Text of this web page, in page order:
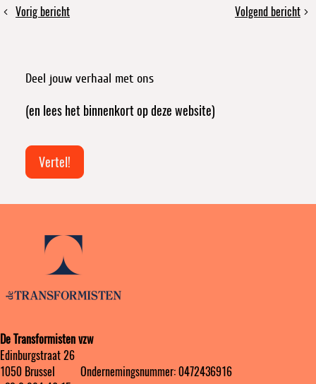
DeelVorig bericht
Transformistenforum
Noordpoort
Volgend bericht
COLLE
Deel jouw verhaal met ons
(en lees het binnenkort op deze website)
Vertel!
De Transformisten vzw
Edinburgstraat 26
1050 Brussel ‎ ‎‎‎ ‎ ‎ ‎ ‎ ‎ ‎ Ondernemingsnummer: 0472436916